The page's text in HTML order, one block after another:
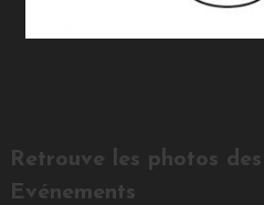
Retrouve les photos
Evénements